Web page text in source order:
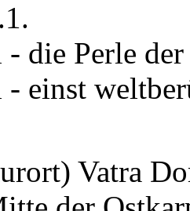
- die Perle
- einst
Vatra